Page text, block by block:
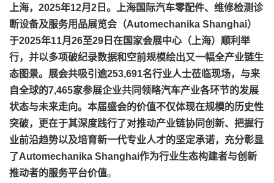
上海，2025年12月2日。上海国际汽车零配件、维修检测诊
断设备及服务用品展览会（Automechanika Shanghai）
于2025年11月26至29日在国家会展中心（上海）顺利举
行，并以多项破纪录数据和空前规模绘出又一幅全产业链生
态图景。展会共吸引逾253,691名行业人士莅临现场，与来
自全球的7,465家参展企业共同领略汽车产业各环节的发展
状态与未来走向。本届盛会的价值不仅体现在规模的历史性
突破，更在于其深度践行了对推动产业链协同创新、把握行
业前沿趋势以及培育新一代专业人才的坚定承诺，充分彰显
了Automechanika Shanghai作为行业生态构建者与创新
推动者的服务平台价值。